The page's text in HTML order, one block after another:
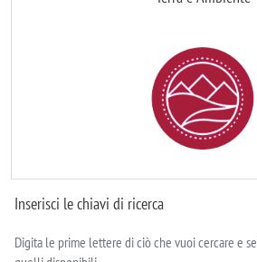
Inserisci le chiavi di ricerca
Digita le prime lettere di ciò che vuoi cercare e